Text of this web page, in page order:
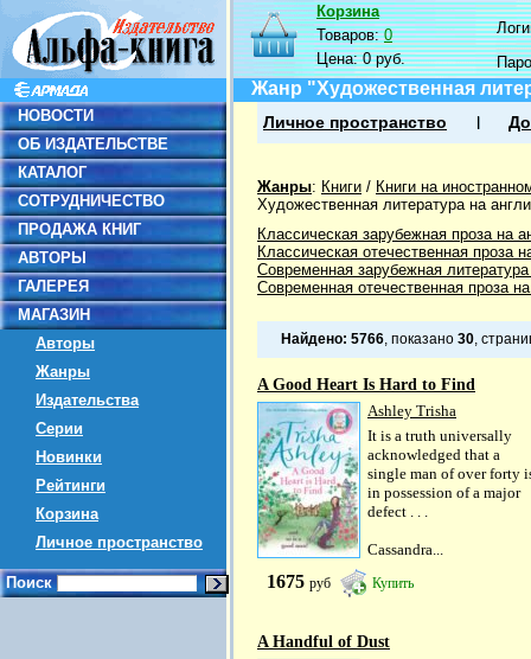
НОВОСТИ
ОБ ИЗДАТЕЛЬСТВЕ
КАТАЛОГ
СОТРУДНИЧЕСТВО
ПРОДАЖА КНИГ
АВТОРЫ
ГАЛЕРЕЯ
МАГАЗИН
Авторы
Жанры
Издательства
Серии
Новинки
Рейтинги
Корзина
Личное пространство
Поиск
Корзина
Товаров:0
Цена:0 руб.
Жанр "Художественная
Личное пространство
Жанры: Книги / Книги на
Художественная литература на
Классическая зарубежная проза на
Классическая отечественная проза
Современная зарубежная
Современная отечественная проза
Найдено: 5766, показано 30,
A Good Heart Is Hard to Find
Ashley Trisha
It is a truth universally
acknowledged that a
single man of over forty
in possession of a major
defect . . .
Cassandra...
1675 руб Купить
A Handful of Dust